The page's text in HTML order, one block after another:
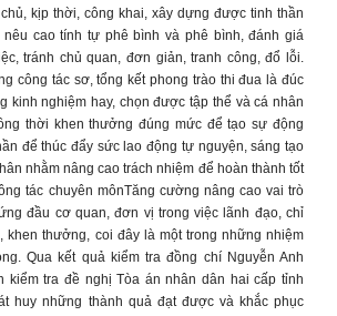
kịp thời, công khai, xây dựng được tinh thần
cao tính tự phê bình và phê bình, đánh giá
tránh chủ quan, đơn giản, tranh công, đổ lỗi.
công tác sơ, tổng kết phong trào thi đua là đúc
kinh nghiệm hay, chọn được tập thể và cá nhân
thời khen thưởng đúng mức để tạo sự động
để thúc đẩy sức lao động tự nguyện, sáng tạo
nhằm nâng cao trách nhiệm để hoàn thành tốt
tác chuyên mônTăng cường nâng cao vai trò
đầu cơ quan, đơn vị trong việc lãnh đạo, chỉ
khen thưởng, coi đây là một trong những nhiệm
Qua kết quả kiểm tra đồng chí Nguyễn Anh
kiểm tra đề nghị Tòa án nhân dân hai cấp tỉnh
huy những thành quả đạt được và khắc phục